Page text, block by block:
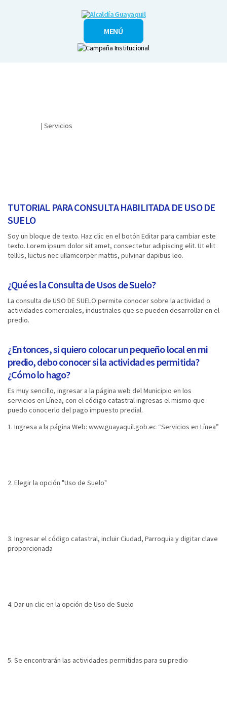
Alcaldía
GuayaquilMENÚ
| Servicios
TUTORIAL PARA CONSULTA HABILITADA DE USO DE
SUELO
Soy un bloque de texto. Haz clic en el botón Editar para cambiar este
texto. Lorem ipsum dolor sit amet, consectetur adipiscing elit. Ut elit
tellus, luctus nec ullamcorper mattis, pulvinar dapibus leo.
¿Qué es la Consulta de Usos de Suelo?
La consulta de USO DE SUELO permite conocer sobre la actividad o
actividades comerciales, industriales que se pueden desarrollar en el
predio.
¿Entonces, si quiero colocar un pequeño local en mi
predio, debo conocer si la actividad es permitida?
¿Cómo lo hago?
Es muy sencillo, ingresar a la página web del Municipio en los
servicios en Línea, con el código catastral ingresas el mismo que
puedo conocerlo del pago impuesto predial.
1. Ingresa a la página Web: www.guayaquil.gob.ec “Servicios en Línea”
2. Elegir la opción "Uso de Suelo"
3. Ingresar el código catastral, incluir Ciudad, Parroquia y digitar clave
proporcionada
4. Dar un clic en la opción de Uso de Suelo
5. Se encontrarán las actividades permitidas para su predio